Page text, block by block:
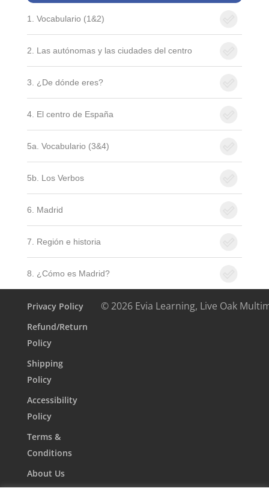
1. Vocabulario (1&2)
2. Las autónomas y las ciudades del centro
3. ¿De dónde eres?
4. El centro de España
5a. Vocabulario (3&4)
5b. Los Verbos
6. Madrid
7. Región e historia
8. ¿Cómo es Madrid?
Privacy Policy
Refund/Return
Policy
Shipping
Policy
Accessibility
Policy
Terms &
Conditions
About Us
© 2026 Evia Learning, Live Oak